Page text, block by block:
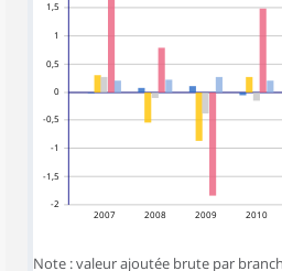
0
0,5
1
1,5
-0,5
-1
-1,5
-2
2007 2008 2009 2010
Note : valeur ajoutée brute par